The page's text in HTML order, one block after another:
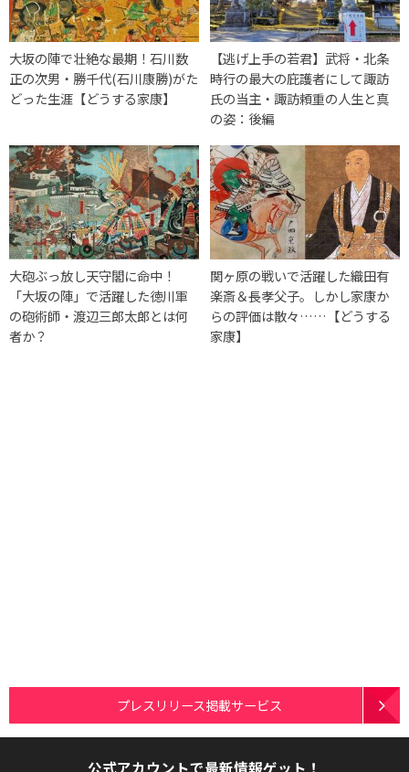
大坂の陣で壮絶な最期！石川数
正の次男・勝千代(石川康勝)がた
どった生涯【どうする家康】
【逃げ上手の若君】武将・北条
時行の最大の庇護者にして諏訪
氏の当主・諏訪頼重の人生と真
の姿：後編
大砲ぶっ放し天守閣に命中！
「大坂の陣」で活躍した徳川軍
の砲術師・渡辺三郎太郎とは何
者か？
関ヶ原の戦いで活躍した織田有
楽斎＆長孝父子。しかし家康か
らの評価は散々……【どうする
家康】
プレスリリース掲載サービス
公式アカウントで最新情報ゲット！